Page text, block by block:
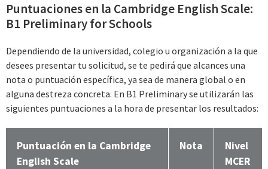
Puntuaciones en la Cambridge English Scale:
B1 Preliminary for Schools
Dependiendo de la universidad, colegio u organización a la que
desees presentar tu solicitud, se te pedirá que alcances una
nota o puntuación específica, ya sea de manera global o en
alguna destreza concreta. En B1 Preliminary se utilizarán las
siguientes puntuaciones a la hora de presentar los resultados:
Puntuación en la Cambridge
English Scale
Nota
Nivel
MCER